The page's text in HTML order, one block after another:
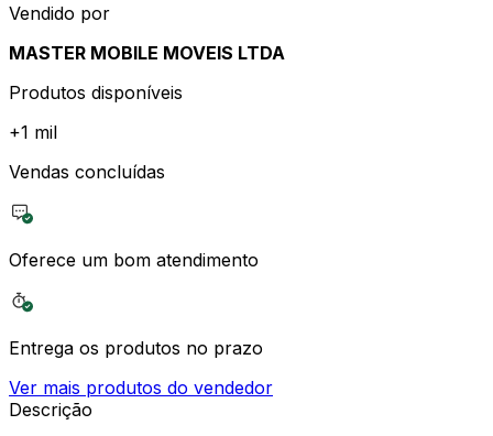
Vendido por
MASTER MOBILE MOVEIS LTDA
Produtos disponíveis
+1 mil
Vendas concluídas
Oferece um bom atendimento
Entrega os produtos no prazo
Ver mais produtos do vendedor
Descrição